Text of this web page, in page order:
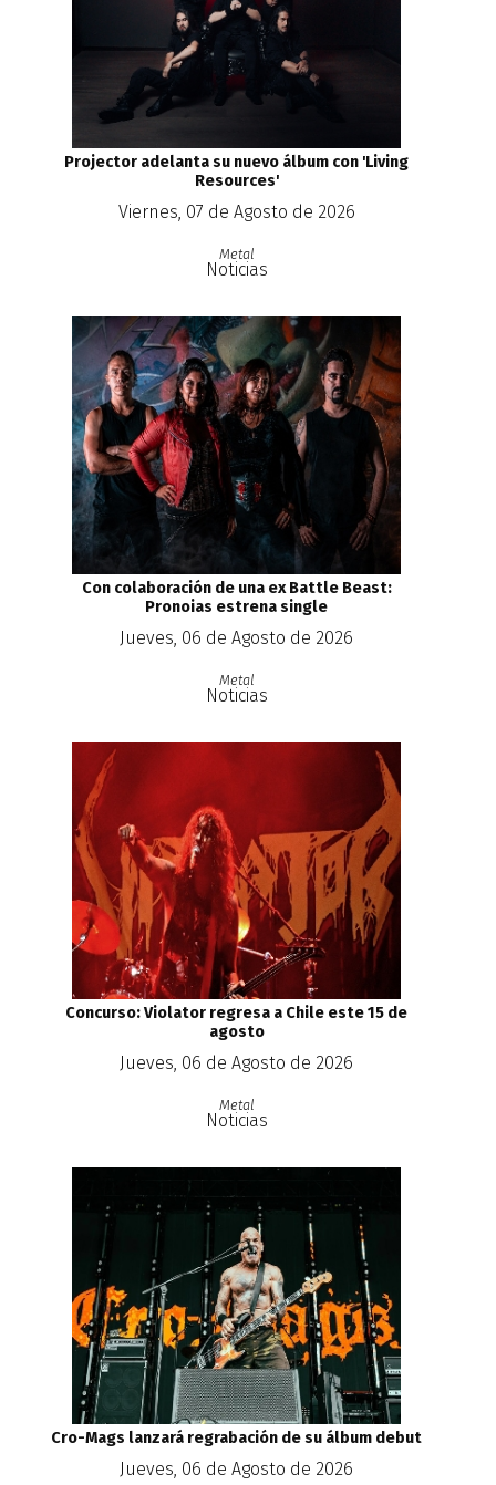
Projector adelanta su nuevo álbum con 'Living
Resources'
Viernes, 07 de Agosto de 2026
Metal
Noticias
Con colaboración de una ex Battle Beast:
Pronoias estrena single
Jueves, 06 de Agosto de 2026
Metal
Noticias
Concurso: Violator regresa a Chile este 15 de
agosto
Jueves, 06 de Agosto de 2026
Metal
Noticias
Cro-Mags lanzará regrabación de su álbum debut
Jueves, 06 de Agosto de 2026